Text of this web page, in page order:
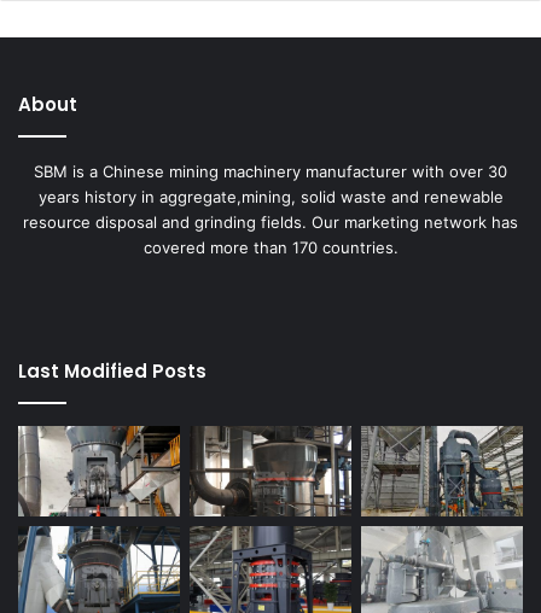
About
SBM is a Chinese mining machinery manufacturer with over 30
years history in aggregate,mining, solid waste and renewable
resource disposal and grinding fields. Our marketing network has
covered more than 170 countries.
Last Modified Posts